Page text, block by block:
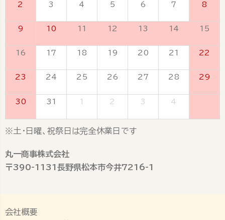
2 3 4 5 6 7 8
9 10 11 12 13 14 15
16 17 18 19 20 21 22
23 24 25 26 27 28 29
30 31 1 2 3 4
※土・日曜、祝祭日は完全休業日です
丸一商事株式会社
〒390-1131長野県松本市今井7216-1
会社概要